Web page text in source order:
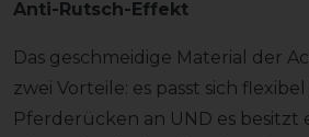
Anti-Rutsch-Effekt
Das geschmeidige Material der
zwei Vorteile: es passt sich
Pferderücken an UND es besitzt